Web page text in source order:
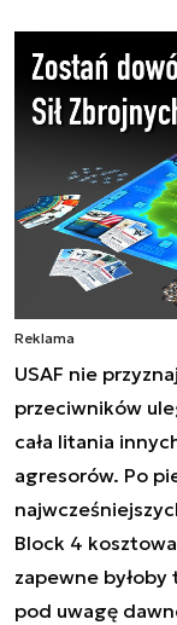
Reklama
USAF nie
przeciwników
cała litania
agresorów. Po
Block 4
zapewne
pod uwagę